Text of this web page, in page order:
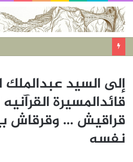
إلى السيد
قائدالمسيرة
قراقيش … وقرقاش
نفسه